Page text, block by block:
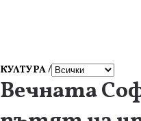
КУЛТУРА /
Вечната